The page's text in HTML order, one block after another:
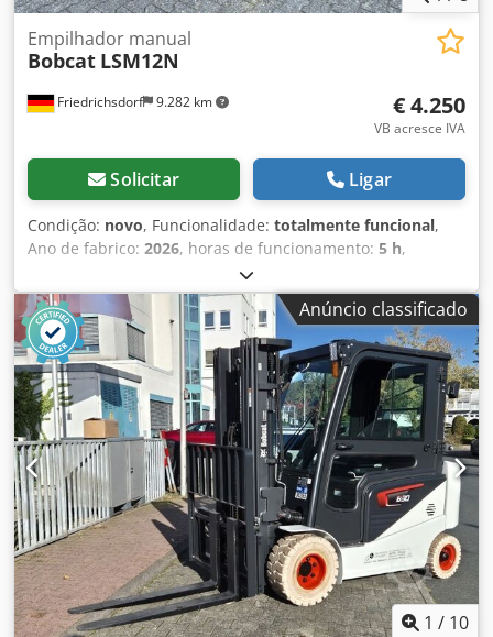
Friedrichsdorf 9.282 km
Empilhador manual
Bobcat LSM12N
€ 4.250
VB acresce IVA
Solicitar Ligar
Condição: novo, Funcionalidade: totalmente funcional,
Ano de fabrico: 2026, horas de funcionamento: 5 h,
1.200 kg, altura de elevação:
mm, tipo de combustível:elétrico, tipo de mastro:duplex,
altura de construção:2.150 mm, comprimento do garfo:
1.150 mm
, peso em vazio: 585 kg, comprimento total:
1.710 mm, tipo de transmissão: Elektro, largura de
construção:800 mm
, Empilhadeira de elevação Centro de
carga: 600 Largura dos garfos: 180 mm Espessura dos
garfos: 60 mm Djdpfxsy Uz Sqs Ahqock Tipo de mastro:
Duplex Estado: Novo Estado técnico: Novo Tipo de pneus
dianteiros: Poliuretano Estado dos pneus dianteiros: 80 -
100% Tipo de pneus traseiros: Poliuretano Estado dos
pneus traseiros: 80 - 100% Tensão da bateria: 24V
Capacidade da bateria: 60Ah Tipo de bateria: Íon de lítio
Ano de fabricação da bateria: 2026 Estado da bateria: 80 -
100% Certificado CE, Bateria de íon de lítio isenta de
manutenção 24 V
Anúncio classificado
1 / 10